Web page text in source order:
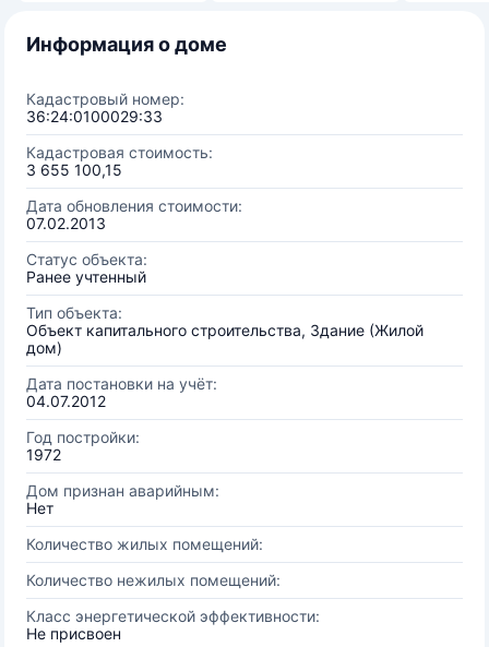
Информация о доме
Кадастровый номер:
36:24:0100029:33
Кадастровая стоимость:
3 655 100,15
Дата обновления стоимости:
07.02.2013
Статус объекта:
Ранее учтенный
Тип объекта:
Объект капитального строительства, Здание (Жилой
дом)
Дата постановки на учёт:
04.07.2012
Год постройки:
1972
Дом признан аварийным:
Нет
Количество жилых помещений:
Количество нежилых помещений:
Класс энергетической эффективности:
Не присвоен